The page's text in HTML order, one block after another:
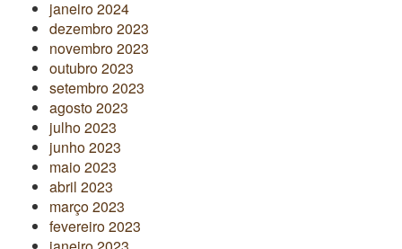
janeiro 2024
dezembro 2023
novembro 2023
outubro 2023
setembro 2023
agosto 2023
julho 2023
junho 2023
maio 2023
abril 2023
março 2023
fevereiro 2023